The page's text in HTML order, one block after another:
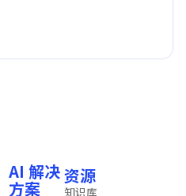
AI 解决
方案
资源
知识库